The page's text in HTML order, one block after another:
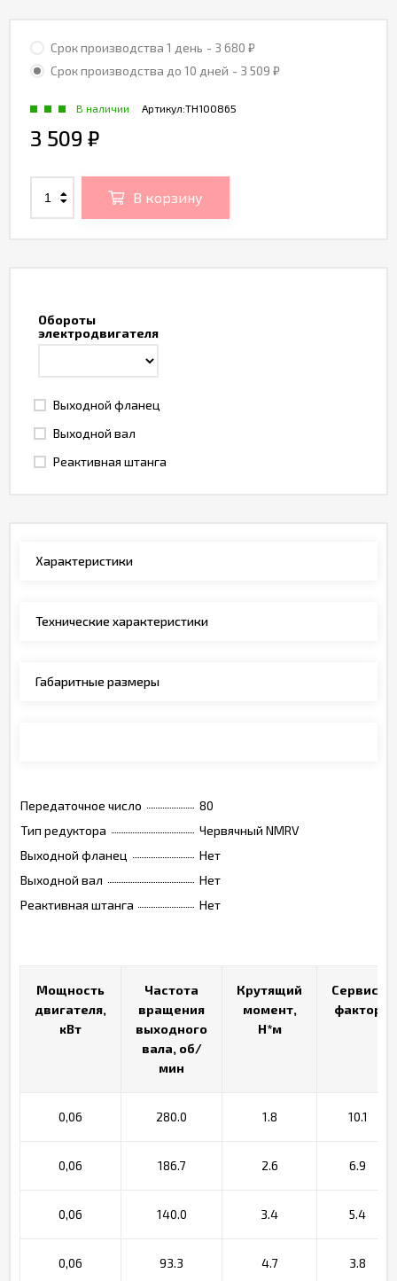
Обороты
электродвигателя
Выходной фланец
Выходной вал
Реактивная штанга
Срок производства 1 день - 3 680 ₽
Срок производства до 10 дней - 3 509 ₽
Артикул:TH100865
В наличии
3 509 ₽
В корзину
Характеристики
Технические характеристики
Габаритные размеры
Передаточное число
80
Тип редуктора
Червячный NMRV
Выходной фланец
Нет
Выходной вал
Нет
Реактивная штанга
Нет
Мощность
двигателя,
кВт
Частота
вращения
выходного
вала, об/
мин
Крутящий
момент,
Н*м
Сервис-
фактор
0,06 280.0 1.8 10.1
0,06 186.7 2.6 6.9
0,06 140.0 3.4 5.4
0,06 93.3 4.7 3.8
Мощность
двигателя,
кВт
Частота
вращения
выходного
вала, об/
мин
Крутящий
момент,
Н*м
Сервис-
фактор